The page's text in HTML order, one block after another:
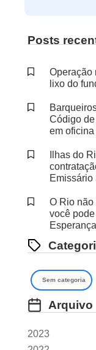
Posts
Operação
lixo do
Código
em
Ilhas do
Emissário
O Rio não
você
Esperança
Sem categoria
Arquivo
2023